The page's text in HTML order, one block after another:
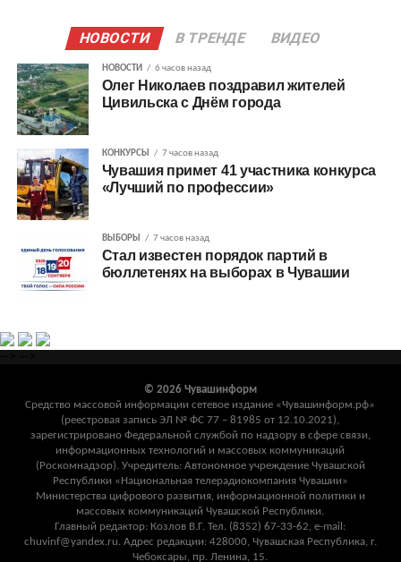
НОВОСТИ В ТРЕНДЕ ВИДЕО
НОВОСТИ 6 часов назад
Олег Николаев поздравил жителей
Цивильска с Днём города
КОНКУРСЫ 7 часов назад
Чувашия примет 41 участника конкурса
«Лучший по профессии»
ВЫБОРЫ 7 часов назад
Стал известен порядок партий в
бюллетенях на выборах в Чувашии
© 2026 Чувашинформ
Средство массовой информации сетевое издание «Чувашинформ.рф»
(реестровая запись ЭЛ № ФС 77 – 81985 от 12.10.2021),
зарегистрировано Федеральной службой по надзору в сфере связи,
информационных технологий и массовых коммуникаций
(Роскомнадзор). Учредитель: Автономное учреждение Чувашской
Республики «Национальная телерадиокомпания Чувашии»
Министерства цифрового развития, информационной политики и
массовых коммуникаций Чувашской Республики.
Главный редактор: Козлов В.Г. Тел. (8352) 67-33-62, e-mail:
chuvinf@yandex.ru. Адрес редакции: 428000, Чувашская Республика, г.
Чебоксары, пр. Ленина, 15.